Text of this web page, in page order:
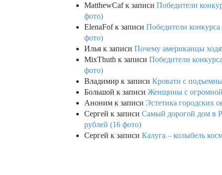
MatthewCafк записи Победители
фото)
ElenaFofк записи Победители
фото)
Илья к записи Почему американцы
MixThuth к записи Победители
фото)
Владимир к записи Кровати с
Большой к записи Женщины с
Аноним к записи Эстетика городских
Сергей к записи Самый дорогой дом в
рублей (16 фото)
Сергей к записи Калуга – колыбель